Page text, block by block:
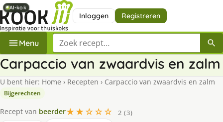
Inloggen Registreren
Menu Zoek een recept
Carpaccio van zwaardvis en zalm
U bent hier: Home › Recepten › Carpaccio van zwaardvis en zalm
Bijgerechten
Recept van beerder★★☆☆☆
2 (3)
AI-kok
AI-kok
AI-kok